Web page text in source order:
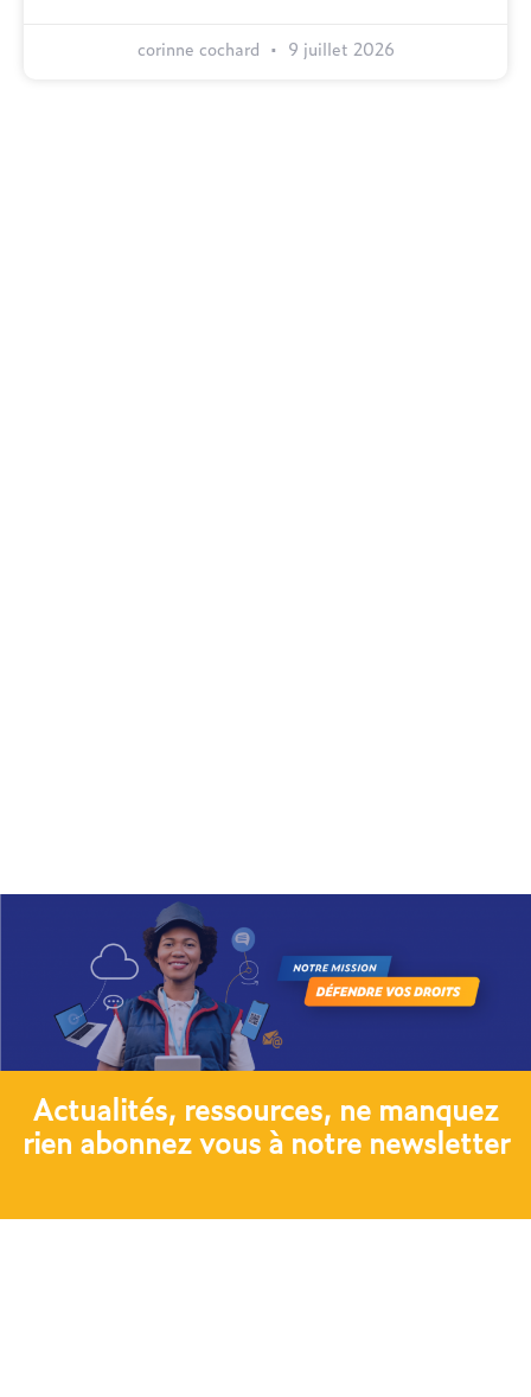
corinne cochard 9 juillet 2026
Actualités, ressources, ne manquez
rien abonnez vous à notre newsletter​